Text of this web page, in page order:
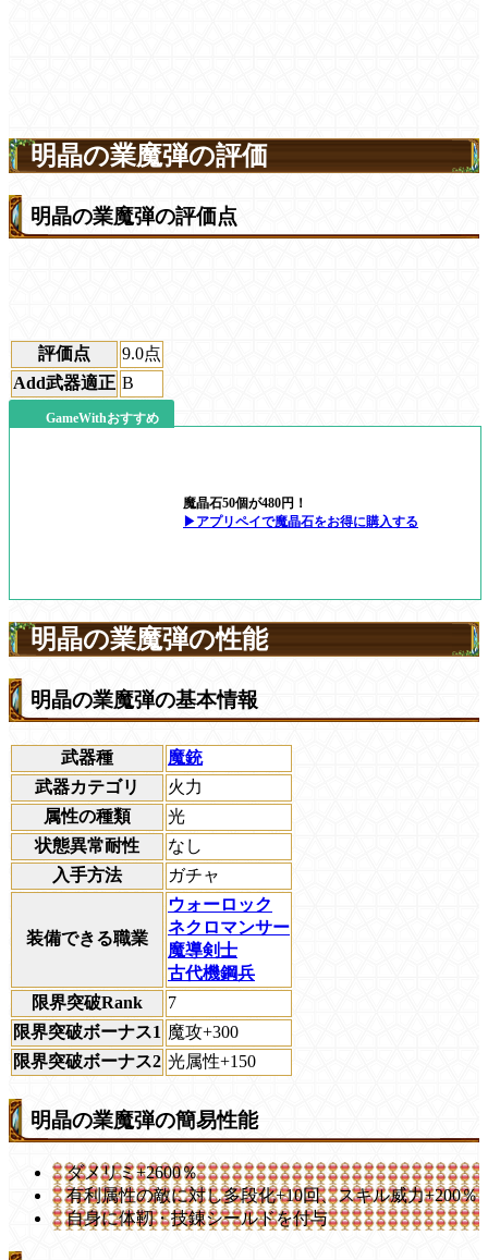
明晶の業魔弾の評価
明晶の業魔弾の評価点
評価点 9.0点
Add武器適正 B
GameWithおすすめ
魔晶石50個が480円！
▶アプリペイで魔晶石をお得に購入する
明晶の業魔弾の性能
明晶の業魔弾の基本情報
武器種
魔銃
武器カテゴリ
火力
属性の種類
光
状態異常耐性
なし
入手方法
ガチャ
装備できる職業
ウォーロック
ネクロマンサー
魔導剣士
古代機鋼兵
限界突破Rank
7
限界突破ボーナス1 魔攻+300
限界突破ボーナス2 光属性+150
明晶の業魔弾の簡易性能
ダメリミ+2600％
有利属性の敵に対し多段化+10回、スキル威力+200％
自身に体靭・技錬シールドを付与